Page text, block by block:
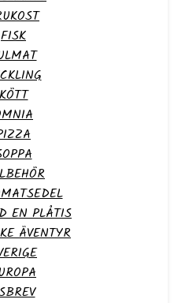
FISK
EN PLÅTIS
ÄVENTYR